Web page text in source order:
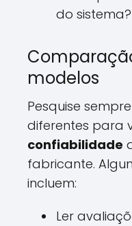
do sistema?
modelos
Pesquise
diferentes para
confiabilidade
fabricante.
incluem:
Ler